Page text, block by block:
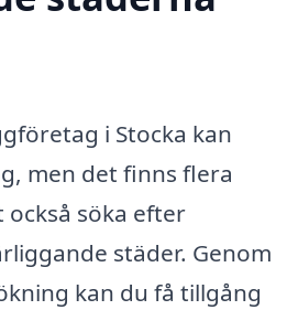
i Stocka kan
men det finns flera
söka efter
städer. Genom
kan du få tillgång